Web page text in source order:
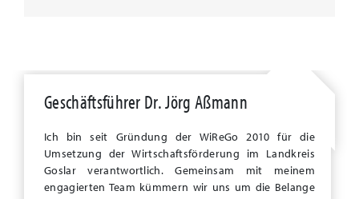
Geschäftsführer Dr. Jörg Aßmann
Ich bin seit Gründung der WiReGo 2010 für die
Umsetzung der Wirtschaftsförderung im Landkreis
Goslar verantwortlich. Gemeinsam mit meinem
engagierten Team kümmern wir uns um die Belange